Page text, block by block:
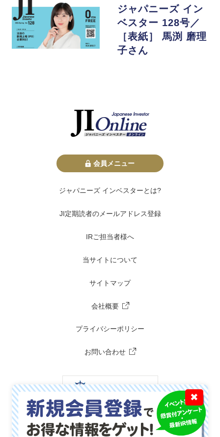
ジャパニーズ イン
ベスター 128号／
［表紙］ 馬渕 磨理
子さん
会員メニュー
ジャパニーズ インベスターとは?
JI定期読者のメールアドレス登録
IRご担当者様へ
当サイトについて
サイトマップ
会社概要
プライバシーポリシー
お問い合わせ
✖